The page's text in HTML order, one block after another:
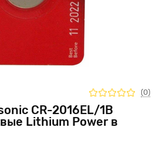
CR-2016EL/1B
Lithium Power в
(0)